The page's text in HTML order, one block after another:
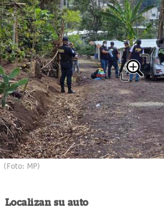
(Foto: MP)
Localizan su auto